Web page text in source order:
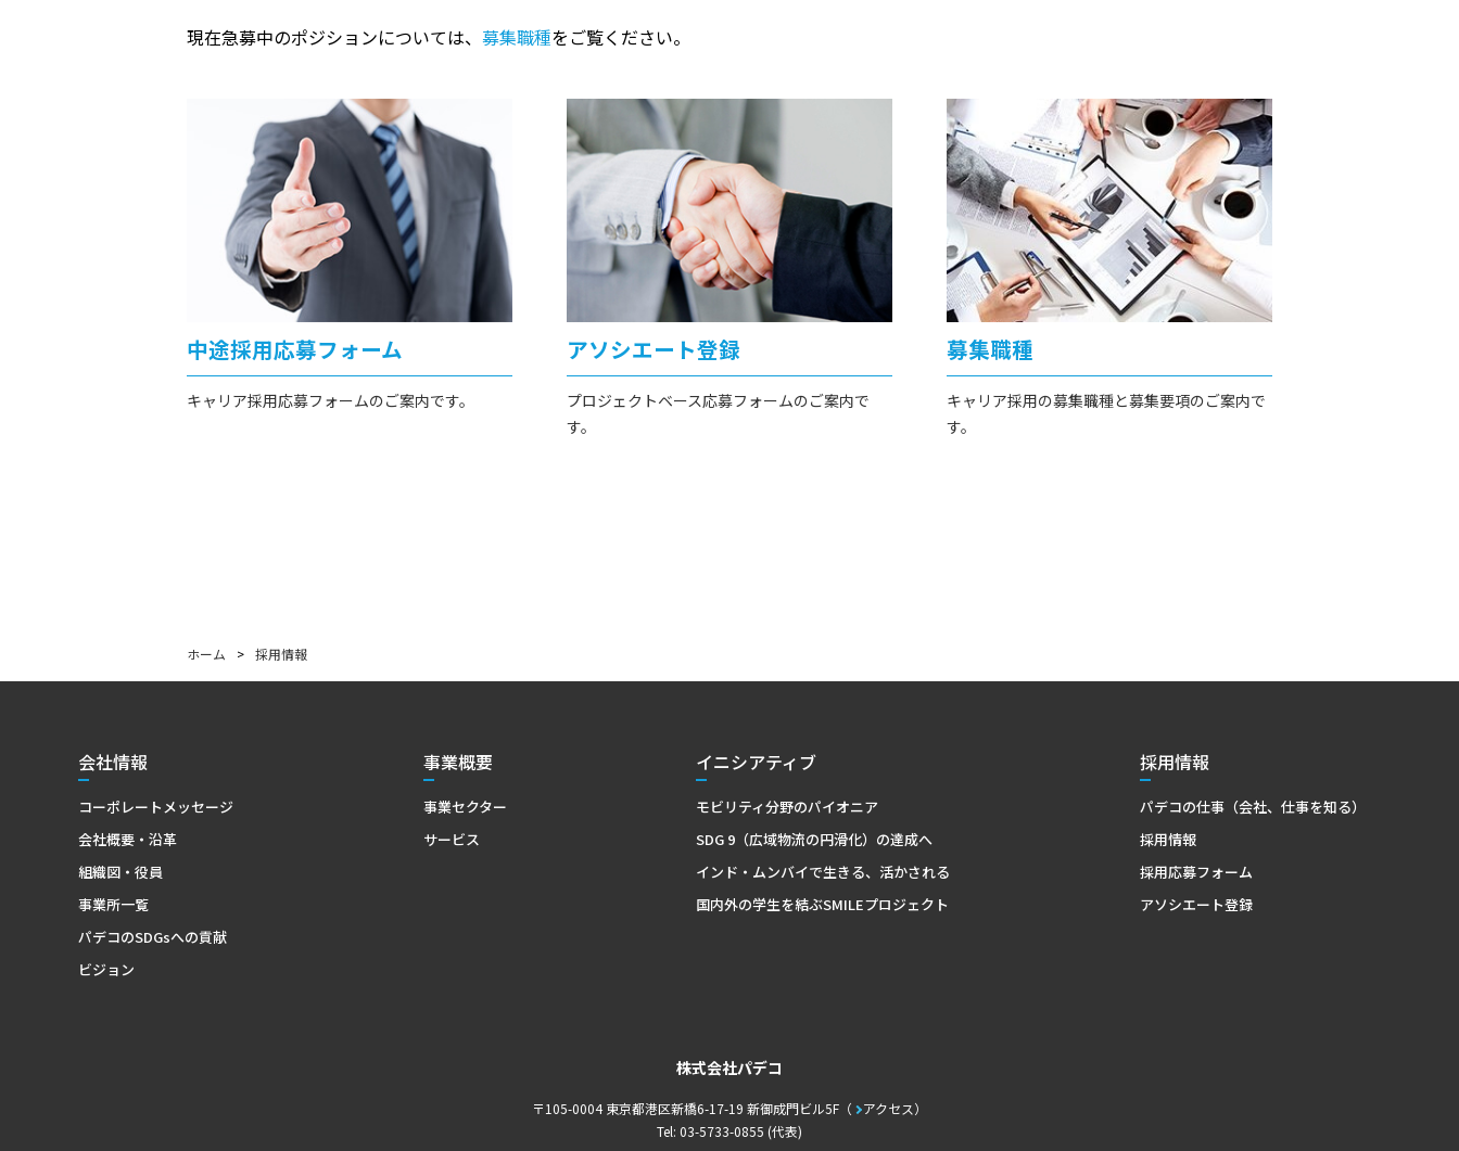
現在急募中のポジションについては、 募集職種をご覧ください。
中途採用応募フォーム
キャリア採用応募フォームのご案内です。
アソシエート登録
プロジェクトベース応募フォームのご案内で
す。
募集職種
キャリア採用の募集職種と募集要項のご案内で
す。
ホーム > 採用情報
会社情報
コーポレートメッセージ
会社概要・沿革
組織図・役員
事業所一覧
パデコのSDGsへの貢献
ビジョン
事業概要
事業セクター
サービス
イニシアティブ
モビリティ分野のパイオニア
SDG 9（広域物流の円滑化）の達成へ
インド・ムンバイで生きる、活かされる
国内外の学生を結ぶSMILEプロジェクト
採用情報
パデコの仕事（会社、仕事を知る）
採用情報
採用応募フォーム
アソシエート登録
株式会社パデコ
〒105-0004 東京都港区新橋6-17-19 新御成門ビル5F
アクセス
Tel: 03-5733-0855 (代表)